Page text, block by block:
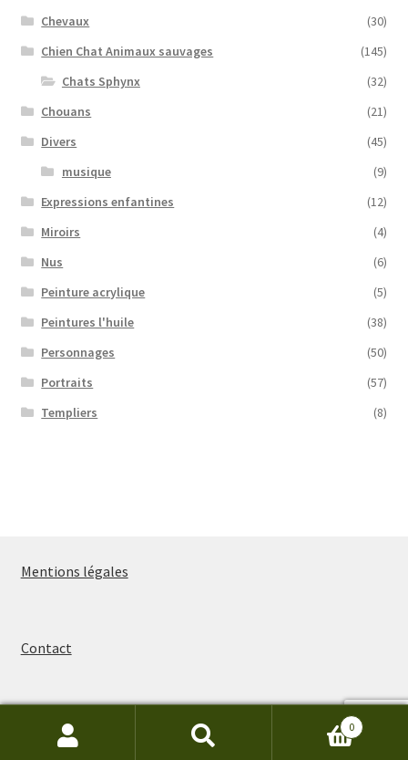
Chevaux
(30)
Chien Chat Animaux sauvages
(145)
Chats Sphynx
(32)
Chouans
(21)
Divers
(45)
musique
(9)
Expressions enfantines
(12)
Miroirs
(4)
Nus
(6)
Peinture acrylique
(5)
Peintures l'huile
(38)
Personnages
(50)
Portraits
(57)
Templiers
(8)
Mentions légales
Contact
Recherche
Recherche
0